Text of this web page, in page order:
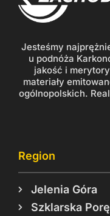
Jesteśmy
u podnóża
jakość i
materiały
ogólnopolskich.
Region
Jelenia Góra
Szklarska